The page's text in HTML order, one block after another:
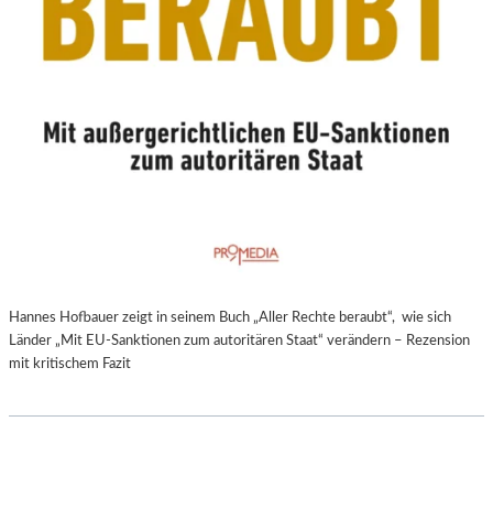
Hannes Hofbauer zeigt in seinem Buch „Aller Rechte beraubt“, wie sich
Länder „Mit EU-Sanktionen zum autoritären Staat“ verändern – Rezension
mit kritischem Fazit